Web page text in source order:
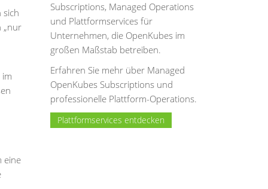
sich
„nur
eine
Subscriptions, Managed Operations
und Plattformservices für
Unternehmen, die OpenKubes im
großen Maßstab betreiben.
Erfahren Sie mehr über Managed
OpenKubes Subscriptions und
professionelle Plattform-Operations.
Plattformservices entdecken